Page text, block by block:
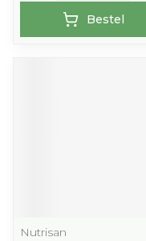
Bestel
Nutrisan